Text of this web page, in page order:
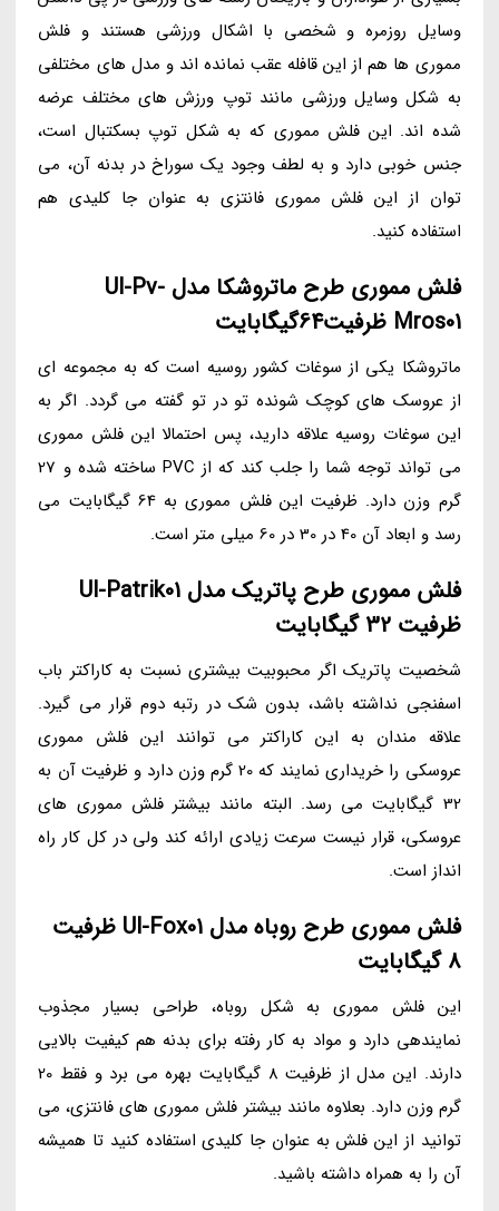
وسایل روزمره و شخصی با اشکال ورزشی هستند و فلش
مموری ها هم از این قافله عقب نمانده اند و مدل های مختلفی
به شکل وسایل ورزشی مانند توپ ورزش های مختلف عرضه
شده اند. این فلش مموری که به شکل توپ بسکتبال است،
جنس خوبی دارد و به لطف وجود یک سوراخ در بدنه آن، می
توان از این فلش مموری فانتزی به عنوان جا کلیدی هم
استفاده کنید.
فلش مموری طرح ماتروشکا مدل Ul-Pv-
Mros01 ظرفیت64گیگابایت
ماتروشکا یکی از سوغات کشور روسیه است که به مجموعه ای
از عروسک های کوچک شونده تو در تو گفته می گردد. اگر به
این سوغات روسیه علاقه دارید، پس احتمالا این فلش مموری
می تواند توجه شما را جلب کند که از PVC ساخته شده و 27
گرم وزن دارد. ظرفیت این فلش مموری به 64 گیگابایت می
رسد و ابعاد آن 40 در 30 در 60 میلی متر است.
فلش مموری طرح پاتریک مدل Ul-Patrik01
ظرفیت 32 گیگابایت
شخصیت پاتریک اگر محبوبیت بیشتری نسبت به کاراکتر باب
اسفنجی نداشته باشد، بدون شک در رتبه دوم قرار می گیرد.
علاقه مندان به این کاراکتر می توانند این فلش مموری
عروسکی را خریداری نمایند که 20 گرم وزن دارد و ظرفیت آن به
32 گیگابایت می رسد. البته مانند بیشتر فلش مموری های
عروسکی، قرار نیست سرعت زیادی ارائه کند ولی در کل کار راه
انداز است.
فلش مموری طرح روباه مدل Ul-Fox01 ظرفیت
8 گیگابایت
این فلش مموری به شکل روباه، طراحی بسیار مجذوب
نمایندهی دارد و مواد به کار رفته برای بدنه هم کیفیت بالایی
دارند. این مدل از ظرفیت 8 گیگابایت بهره می برد و فقط 20
گرم وزن دارد. بعلاوه مانند بیشتر فلش مموری های فانتزی، می
توانید از این فلش به عنوان جا کلیدی استفاده کنید تا همیشه
آن را به همراه داشته باشید.